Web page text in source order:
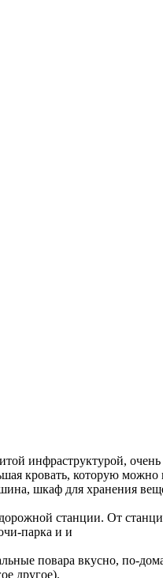
инфраструктурой,
кровать, которую
шкаф для хранения
станции. От
парка и и
повара вкусно, по-
другое).